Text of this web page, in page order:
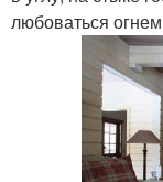
любоваться